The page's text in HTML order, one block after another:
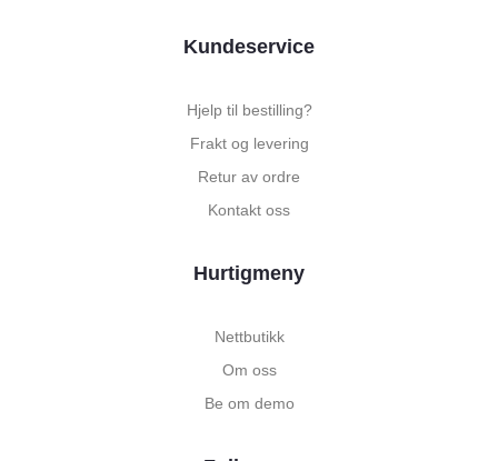
Kundeservice
Hjelp til bestilling?
Frakt og levering
Retur av ordre
Kontakt oss
Hurtigmeny
Nettbutikk
Om oss
Be om demo